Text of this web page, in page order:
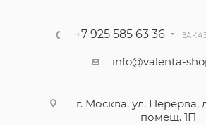
+7 925 585 63 36
info@valenta-
г. Москва, ул. Перерва, д.
помещ. 1П